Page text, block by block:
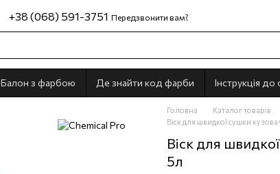
+38 (068) 591-3751 Передзвонити вам?
Балон з фарбою Де знайти код фарби Інструкція до
Головна Каталог товарів
Віск для швидкої сушки
Віск для
5л